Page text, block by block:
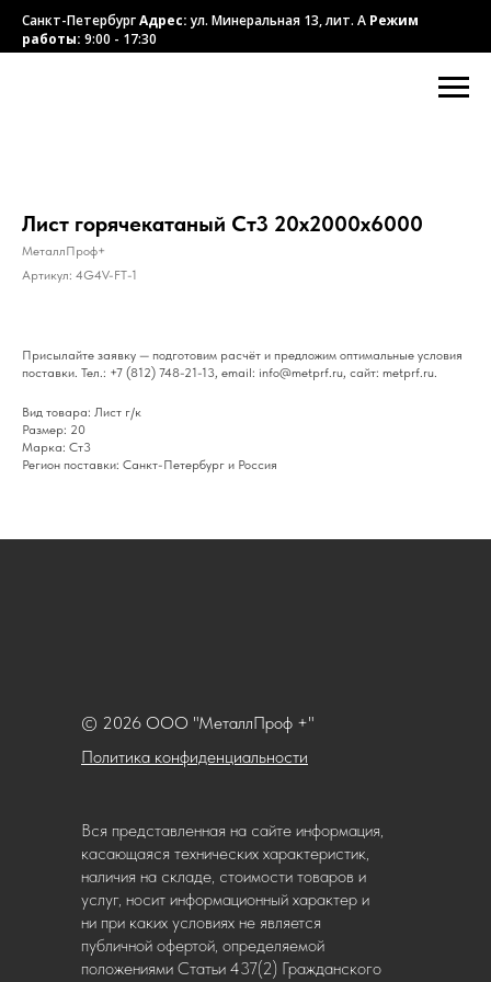
Санкт-ПетербургАдрес:ул. Минеральная 13, лит. А Режим
работы: 9:00 - 17:30
Лист горячекатаный Ст3 20х2000х6000
МеталлПроф+
Артикул: 4G4V-FT-1
Присылайте заявку — подготовим расчёт и предложим оптимальные условия
поставки. Тел.: +7 (812) 748-21-13, email: info@metprf.ru, сайт: metprf.ru.
Вид товара: Лист г/к
Размер: 20
Марка: Ст3
Регион поставки: Санкт-Петербург и Россия
Политика конфиденциальности
© 2026 ООО "МеталлПроф +"
Вся представленная на сайте информация,
касающаяся технических характеристик,
наличия на складе, стоимости товаров и
услуг, носит информационный характер и
ни при каких условиях не является
публичной офертой, определяемой
положениями Статьи 437(2) Гражданского